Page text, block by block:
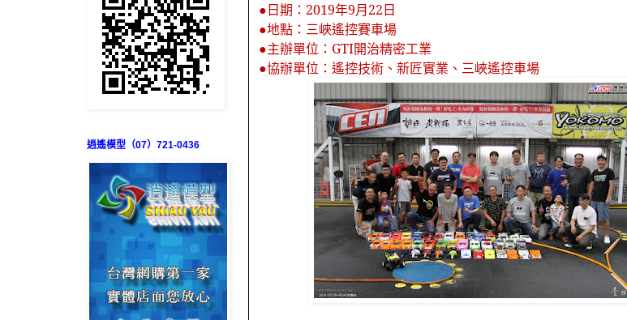
●日期： 2019年9月22日
●地點：三峽遙控賽車場
●主辦單位： GTI開治精密工業
●協辦單位：遙控技術、新匠實業、三峽遙控車場
逍遙模型（07）721-0436